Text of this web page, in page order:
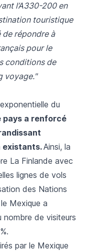
l’A330-200 en
touristique
de répondre à
pour le
conditions de
voyage."
du
pays a renforcé
existants.Ainsi, la
La Finlande avec
lignes de vols
des Nations
Mexique a
nombre de visiteurs
par le Mexique